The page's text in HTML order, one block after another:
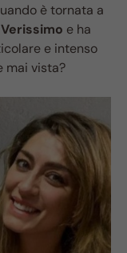
è tornata a
Verissimo e ha
e intenso
mai vista?